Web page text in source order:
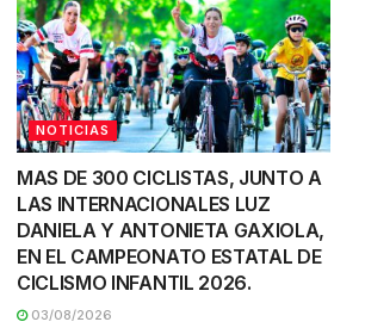
NOTICIAS
MAS DE 300 CICLISTAS, JUNTO A
LAS INTERNACIONALES LUZ
DANIELA Y ANTONIETA GAXIOLA,
EN EL CAMPEONATO ESTATAL DE
CICLISMO INFANTIL 2026.
03/08/2026